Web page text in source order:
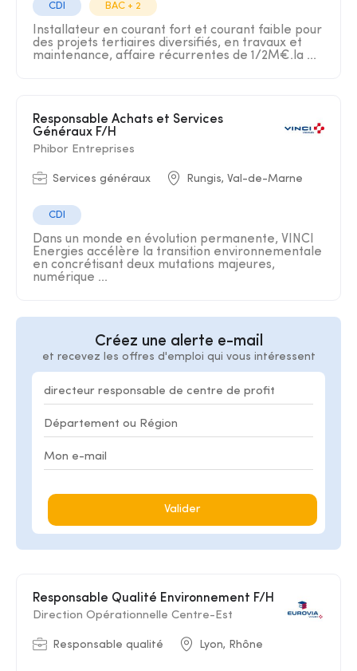
CDI BAC + 2
Installateur en courant fort et courant faible pour
des projets tertiaires diversifiés, en travaux et
maintenance, affaire récurrentes de 1/2M€.la ...
Responsable Achats et Services
Généraux F/H
Phibor Entreprises
Services généraux Rungis, Val-de-Marne
CDI
Dans un monde en évolution permanente, VINCI
Energies accélère la transition environnementale
en concrétisant deux mutations majeures,
numérique ...
Créez une alerte e-mail
et recevez les offres d'emploi qui vous intéressent
Valider
Responsable Qualité Environnement F/H
Direction Opérationnelle Centre-Est
Responsable qualité Lyon, Rhône